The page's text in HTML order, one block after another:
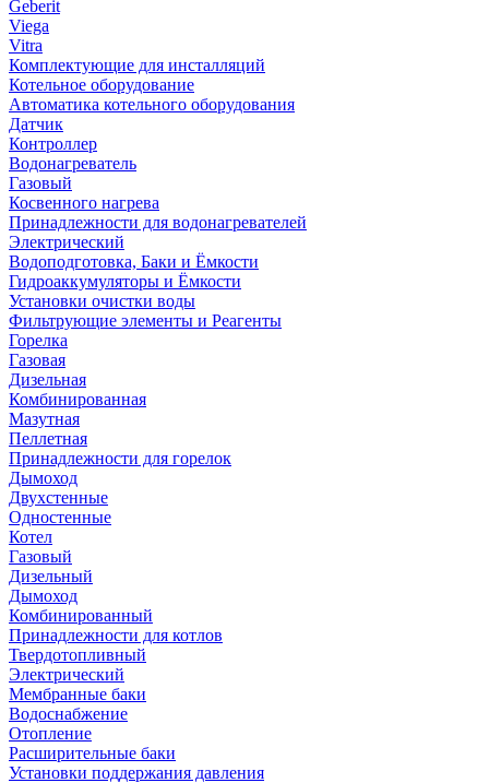
Geberit
Viega
Vitra
Комплектующие для инсталляций
Котельное оборудование
Автоматика котельного оборудования
Датчик
Контроллер
Водонагреватель
Газовый
Косвенного нагрева
Принадлежности для водонагревателей
Электрический
Водоподготовка, Баки и Ёмкости
Гидроаккумуляторы и Ёмкости
Установки очистки воды
Фильтрующие элементы и Реагенты
Горелка
Газовая
Дизельная
Комбинированная
Мазутная
Пеллетная
Принадлежности для горелок
Дымоход
Двухстенные
Одностенные
Котел
Газовый
Дизельный
Дымоход
Комбинированный
Принадлежности для котлов
Твердотопливный
Электрический
Мембранные баки
Водоснабжение
Отопление
Расширительные баки
Установки поддержания давления